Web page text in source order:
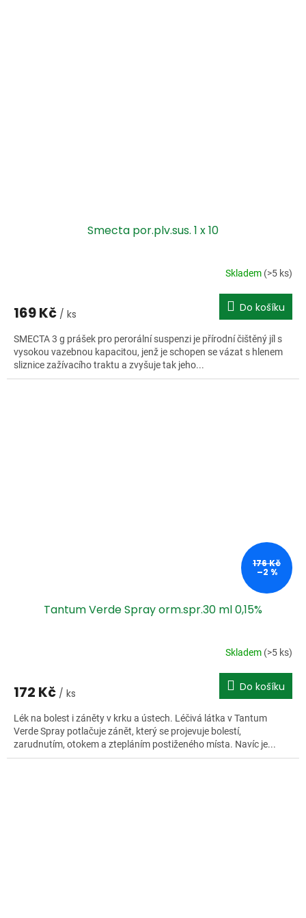
Smecta por.plv.sus. 1 x 10
Skladem (>5 ks)
169 Kč / ks Do košíku
SMECTA 3 g prášek pro perorální suspenzi je přírodní čištěný jíl s
vysokou vazebnou kapacitou, jenž je schopen se vázat s hlenem
sliznice zažívacího traktu a zvyšuje tak jeho...
176 Kč
–2 %
Tantum Verde Spray orm.spr.30 ml 0,15%
Skladem (>5 ks)
172 Kč / ks Do košíku
Lék na bolest i záněty v krku a ústech. Léčivá látka v Tantum
Verde Spray potlačuje zánět, který se projevuje bolestí,
zarudnutím, otokem a ztepláním postiženého místa. Navíc je...